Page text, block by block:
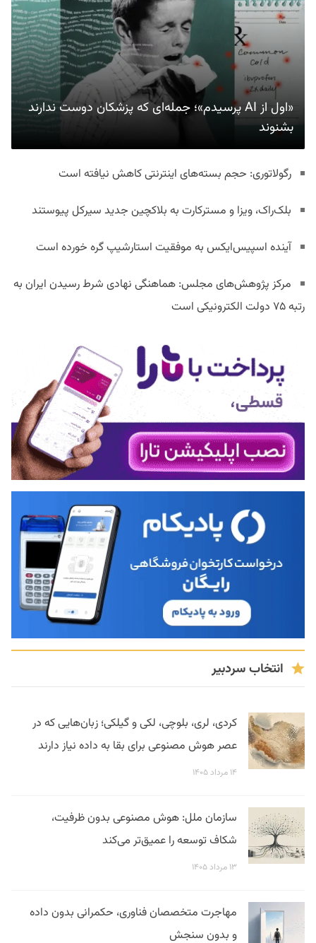
«اول از AI پرسیدم»؛ جمله‌ای که پزشکان دوست ندارند
بشنوند
رگولاتوری: حجم بسته‌های اینترنتی کاهش نیافته است
بلک‌راک، ویزا و مسترکارت به بلاکچین جدید سیرکل پیوستند
آینده اسپیس‌ایکس به موفقیت استارشیپ گره خورده است
مرکز پژوهش‌های مجلس: هماهنگی نهادی شرط رسیدن ایران به
رتبه ۷۵ دولت الکترونیکی است
انتخاب سردبیر
کردی، لری، بلوچی، لکی و گیلکی؛ زبان‌هایی که در
عصر هوش مصنوعی برای بقا به داده نیاز دارند
۱۴ مرداد ۱۴۰۵
سازمان ملل: هوش مصنوعی بدون ظرفیت،
شکاف توسعه را عمیق‌تر می‌کند
۱۳ مرداد ۱۴۰۵
مهاجرت متخصصان فناوری، حکمرانی بدون داده
و بدون سنجش